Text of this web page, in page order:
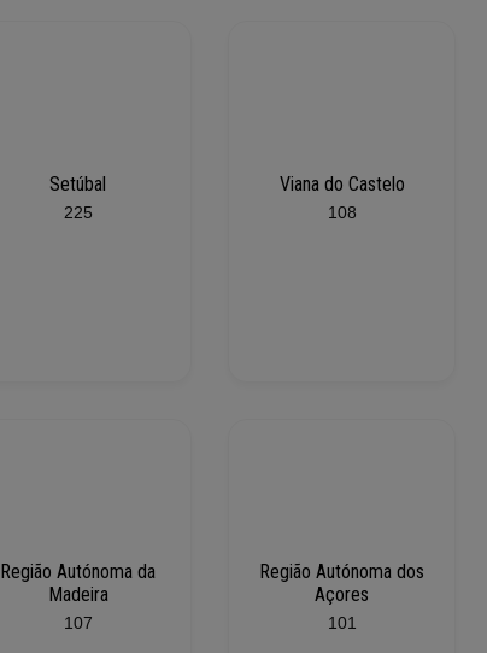
Setúbal
225
Viana do Castelo
108
Região Autónoma da
Madeira
107
Região Autónoma dos
Açores
101